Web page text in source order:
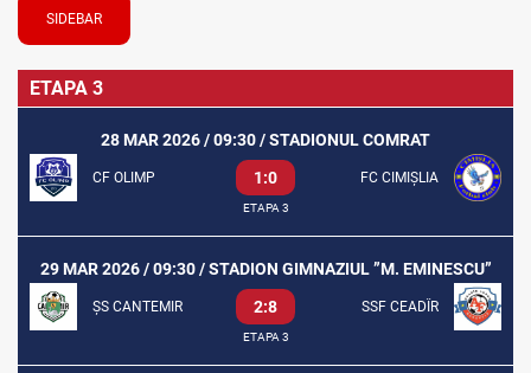
SIDEBAR
ETAPA 3
28 MAR 2026 / 09:30 / STADIONUL COMRAT
CF OLIMP 1:0 FC CIMIȘLIA
ETAPA 3
29 MAR 2026 / 09:30 / STADION GIMNAZIUL ”M. EMINESCU”
ȘS CANTEMIR 2:8 SSF CEADÎR
ETAPA 3